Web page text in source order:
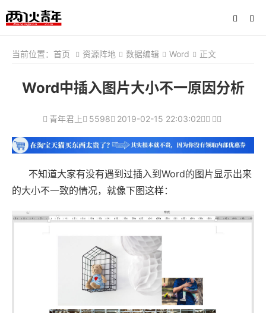
当前位置： 首页 资源阵地 数据编辑 Word 正文
Word中插入图片大小不一原因分析
青年君上 5598 2019-02-15 22:03:02
不知道大家有没有遇到过插入到Word的图片显示出来
的大小不一致的情况，就像下图这样：